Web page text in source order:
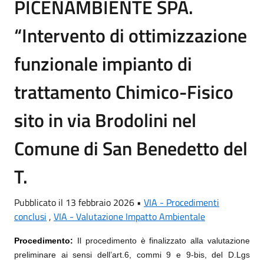
PICENAMBIENTE SPA.
“Intervento di ottimizzazione
funzionale impianto di
trattamento Chimico-Fisico
sito in via Brodolini nel
Comune di San Benedetto del
T.
Pubblicato il 13 febbraio 2026 • VIA - Procedimenti
conclusi , VIA - Valutazione Impatto Ambientale
Procedimento: Il procedimento è finalizzato allavalutazione
preliminare ai sensi dell’art.6, commi 9 e 9-bis, del D.Lgs